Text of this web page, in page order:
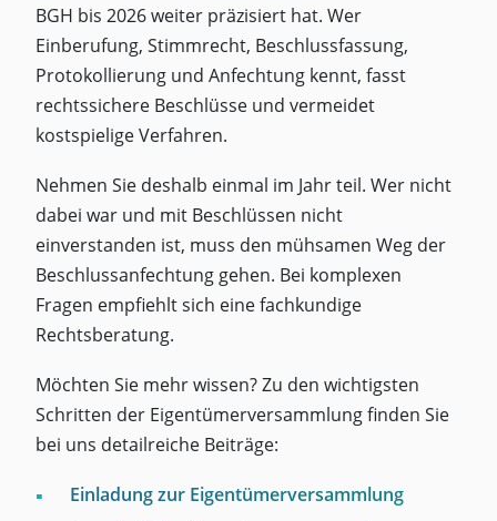
BGH bis 2026 weiter präzisiert hat. Wer
Einberufung, Stimmrecht, Beschlussfassung,
Protokollierung und Anfechtung kennt, fasst
rechtssichere Beschlüsse und vermeidet
kostspielige Verfahren.
Nehmen Sie deshalb einmal im Jahr teil. Wer nicht
dabei war und mit Beschlüssen nicht
einverstanden ist, muss den mühsamen Weg der
Beschlussanfechtung gehen. Bei komplexen
Fragen empfiehlt sich eine fachkundige
Rechtsberatung.
Möchten Sie mehr wissen? Zu den wichtigsten
Schritten der Eigentümerversammlung finden Sie
bei uns detailreiche Beiträge:
Einladung zur Eigentümerversammlung